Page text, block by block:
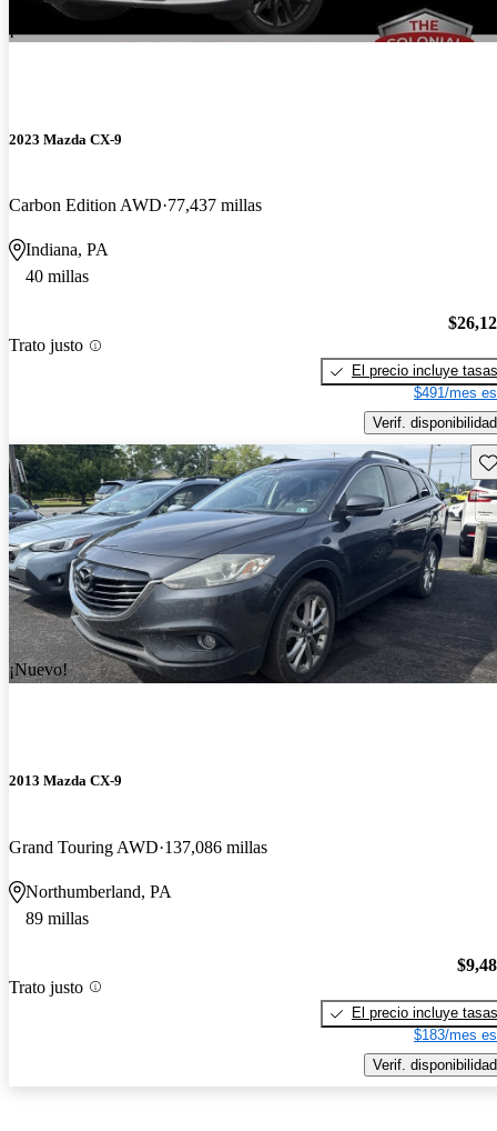
2023 Mazda CX-9
Carbon Edition AWD 77,437 millas
Indiana, PA
40 millas
Trato justo
El precio incluye tasas
$491/mes
Verif. disponibilidad
¡Nuevo!
2013 Mazda CX-9
Grand Touring AWD 137,086 millas
Northumberland, PA
89 millas
Trato justo
El precio incluye tasas
$183/mes
Verif. disponibilidad